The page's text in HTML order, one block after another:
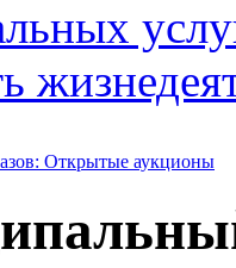
Открытые аукционы